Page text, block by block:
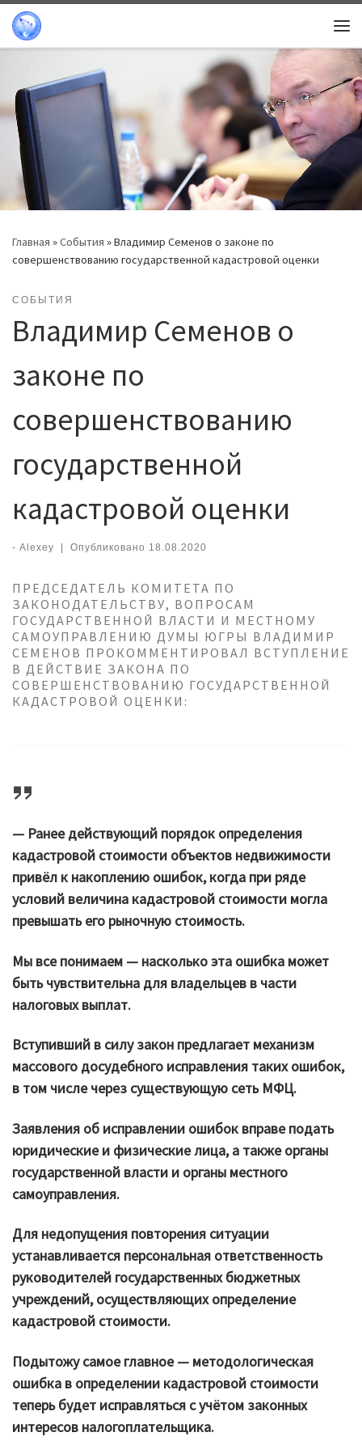
Перейти к содержимому
Главная »События »Владимир Семенов о законе по
совершенствованию государственной кадастровой оценки
СОБЫТИЯ
Владимир Семенов о
законе по
совершенствованию
государственной
кадастровой оценки
- Alexey | Опубликовано 18.08.2020
ПРЕДСЕДАТЕЛЬ КОМИТЕТА ПО
ЗАКОНОДАТЕЛЬСТВУ, ВОПРОСАМ
ГОСУДАРСТВЕННОЙ ВЛАСТИ И МЕСТНОМУ
САМОУПРАВЛЕНИЮ ДУМЫ ЮГРЫ ВЛАДИМИР
СЕМЕНОВ ПРОКОММЕНТИРОВАЛ ВСТУПЛЕНИЕ
В ДЕЙСТВИЕ ЗАКОНА ПО
СОВЕРШЕНСТВОВАНИЮ ГОСУДАРСТВЕННОЙ
КАДАСТРОВОЙ ОЦЕНКИ:
— Ранее действующий порядок определения
кадастровой стоимости объектов недвижимости
привёл к накоплению ошибок, когда при ряде
условий величина кадастровой стоимости могла
превышать его рыночную стоимость.
Мы все понимаем — насколько эта ошибка может
быть чувствительна для владельцев в части
налоговых выплат.
Вступивший в силу закон предлагает механизм
массового досудебного исправления таких ошибок,
в том числе через существующую сеть МФЦ.
Заявления об исправлении ошибок вправе подать
юридические и физические лица, а также органы
государственной власти и органы местного
самоуправления.
Для недопущения повторения ситуации
устанавливается персональная ответственность
руководителей государственных бюджетных
учреждений, осуществляющих определение
кадастровой стоимости.
Подытожу самое главное — методологическая
ошибка в определении кадастровой стоимости
теперь будет исправляться с учётом законных
интересов налогоплательщика.